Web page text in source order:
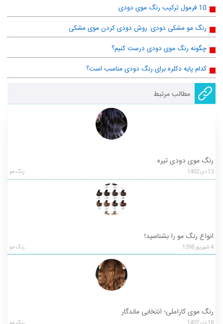
10 فرمول ترکیب رنگ موی دودی
رنگ مو مشکی دودی: روش دودی کردن موی مشکی
چگونه رنگ موی دودی درست کنیم؟
کدام پایه دکلره برای رنگ دودی مناسب است؟
مطالب مرتبط
رنگ موی دودی تیره
13دی1402 رنگ مو
انواع رنگ مو را بشناسید!
4شهریور1398 رنگ مو
رنگ موی کاراملی؛ انتخابی ماندگار